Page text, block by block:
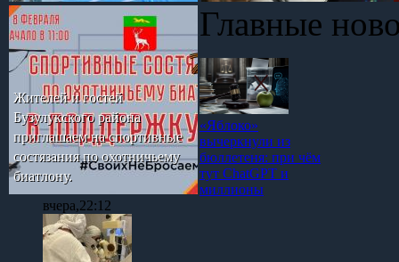
Жителей и гостей
Бузулукского района
приглашаем на спортивные
состязания по охотничьему
биатлону.
Главные
«Яблоко»
вычеркнули из
бюллетеня: при чём
тут ChatGPT и
миллионы
вчера,22:12